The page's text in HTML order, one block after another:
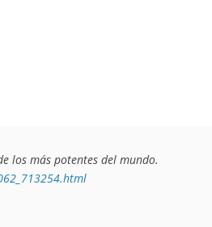
los más potentes del mundo.